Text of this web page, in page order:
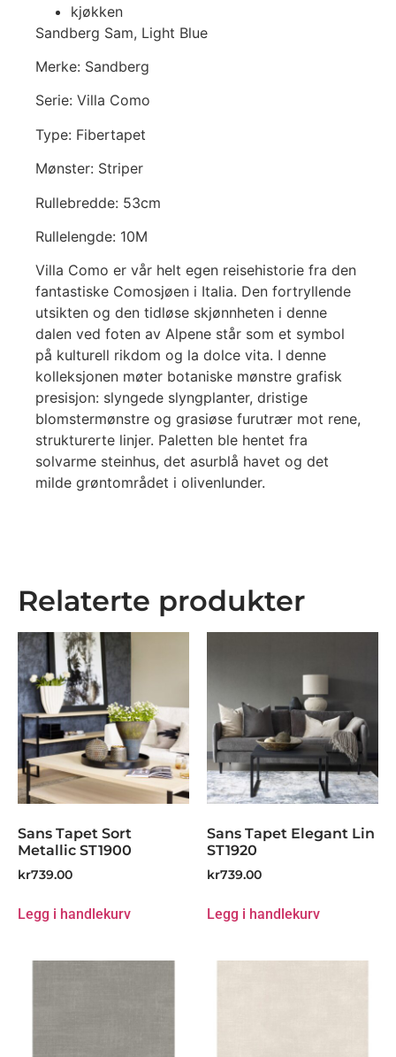
kjøkken
Sandberg Sam, Light Blue
Merke: Sandberg
Serie: Villa Como
Type: Fibertapet
Mønster: Striper
Rullebredde: 53cm
Rullelengde: 10M
Villa Como er vår helt egen reisehistorie fra den
fantastiske Comosjøen i Italia. Den fortryllende
utsikten og den tidløse skjønnheten i denne
dalen ved foten av Alpene står som et symbol
på kulturell rikdom og la dolce vita. I denne
kolleksjonen møter botaniske mønstre grafisk
presisjon: slyngede slyngplanter, dristige
blomstermønstre og grasiøse furutrær mot rene,
strukturerte linjer. Paletten ble hentet fra
solvarme steinhus, det asurblå havet og det
milde grøntområdet i olivenlunder.
Relaterte produkter
Sans Tapet Sort
Metallic ST1900
kr739.00
Legg i handlekurv
Sans Tapet Elegant Lin
ST1920
kr739.00
Legg i handlekurv